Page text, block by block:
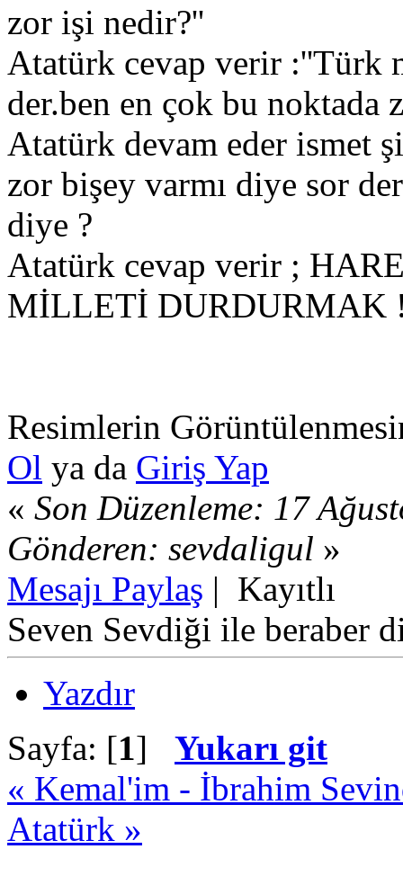
zor işi nedir?''
Atatürk cevap verir :''Türk
der.ben en çok bu noktada
Atatürk devam eder ismet
zor bişey varmı diye sor
diye ?
Atatürk cevap verir ;
MİLLETİ DURDURMAK
Resimlerin
Ol ya da Giriş Yap
« Son Düzenleme: 17
Gönderen: sevdaligul »
Mesajı Paylaş | Kayıtlı
Seven Sevdiği ile beraber
Yazdır
Sayfa: [1] Yukarı git
« Kemal'im - İbrahim
Atatürk »